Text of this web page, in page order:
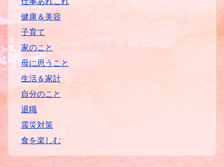
健康＆美容
子育て
家のこと
母に思うこと
生活＆家計
自分のこと
退職
震災対策
食を楽しむ